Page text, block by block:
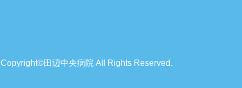
Copyright©田辺中央病院 All Rights Reserved.